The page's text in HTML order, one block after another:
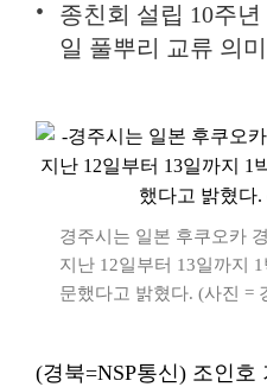
종친회 설립 10주
일 풀뿌리 교류 의
경주시는 일본 후쿠오카
지난 12일부터 13일까지
문했다고 밝혔다. (사진 =
(경북=NSP통신) 조인